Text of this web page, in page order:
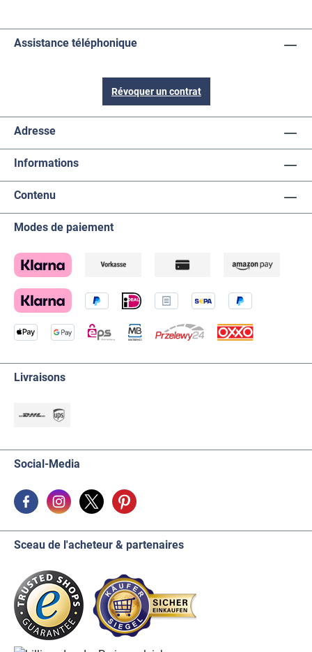
Assistance téléphonique
Révoquer un contrat
Adresse
Informations
Contenu
Modes de paiement
Livraisons
Social-Media
Sceau de l'acheteur & partenaires